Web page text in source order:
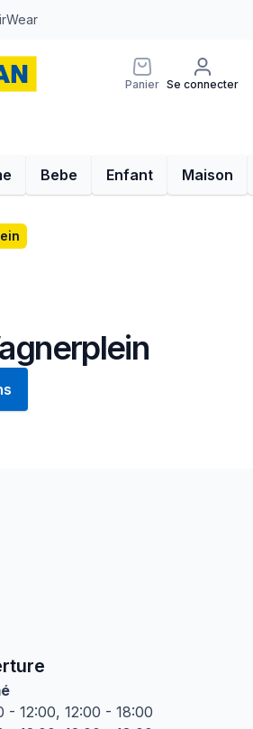
Panier Se connecter
Bebe Enfant Maison
- 12:00, 12:00 - 18:00